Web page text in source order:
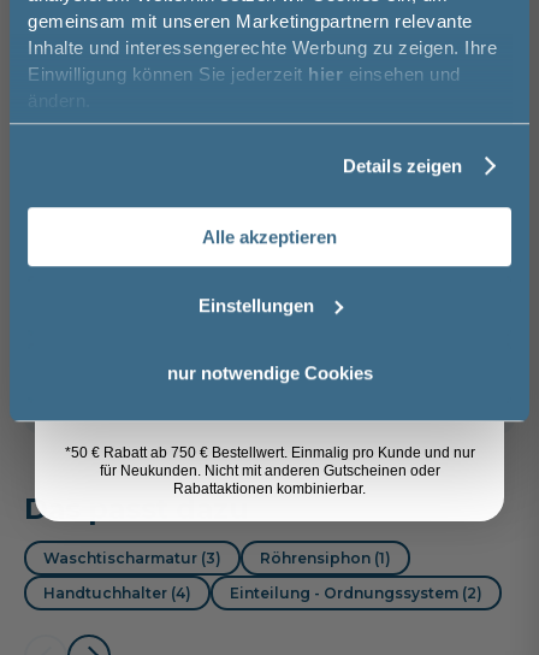
gemeinsam mit unseren Marketingpartnern relevante
Inhalte und interessengerechte Werbung zu zeigen. Ihre
Einwilligung können Sie jederzeit hier einsehen und
ändern.
Details zeigen
Alle akzeptieren
Einstellungen
nur notwendige Cookies
Glas Grau - Eiche
56,00 €
In den Warenkorb
Lieferzeit:
Vormontierte
Sicher einkaufen
Trentino
Das passt dazu
Waschtischarmatur (3)
Röhrensiphon (1)
Handtuchhalter (4)
Einteilung - Ordnungssystem (2)
Newsletter an und sparen Sie
50€* auf Ihre Bestellung!
Email
Anmelden
*50 € Rabatt ab 750 € Bestellwert. Einmalig pro Kunde und nur
für Neukunden. Nicht mit anderen Gutscheinen oder
Rabattaktionen kombinierbar.